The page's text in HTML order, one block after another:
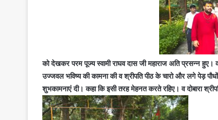
को देखकर परम पूज्य स्वामी राघव दास जी महाराज अति प्रसन्न हुए।
उज्जवल भविष्य की कामना की व श्रीपति पीठ के चारो और लगे पेड़ पौधों
शुभकामनाएं दी। कहा कि इसी तरह मेहनत करते रहिए। व दोबारा